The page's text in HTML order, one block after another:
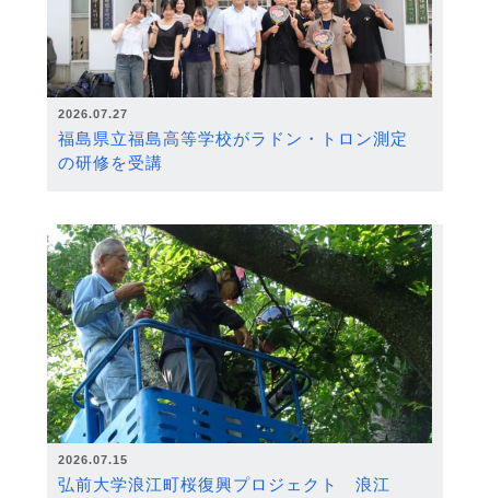
2026.07.27
福島県立福島高等学校がラドン・トロン測定
の研修を受講
2026.07.15
弘前大学浪江町桜復興プロジェクト 浪江